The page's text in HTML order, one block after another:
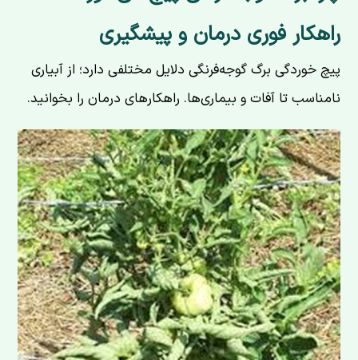
راهکار فوری درمان و پیشگیری
پیچ خوردگی برگ گوجه‌فرنگی دلایل مختلفی دارد؛ از آبیاری
نامناسب تا آفات و بیماری‌ها. راهکارهای درمان را بخوانید.